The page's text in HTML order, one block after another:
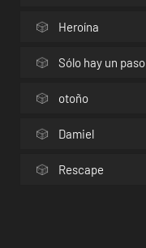
Heroína
Sólo hay un paso
otoño
Damiel
Rescape